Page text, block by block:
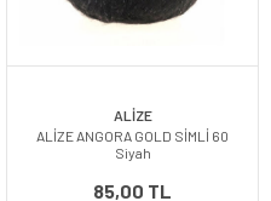
ALİZE
ALİZE ANGORA GOLD SİMLİ 60
Siyah
85,00 TL